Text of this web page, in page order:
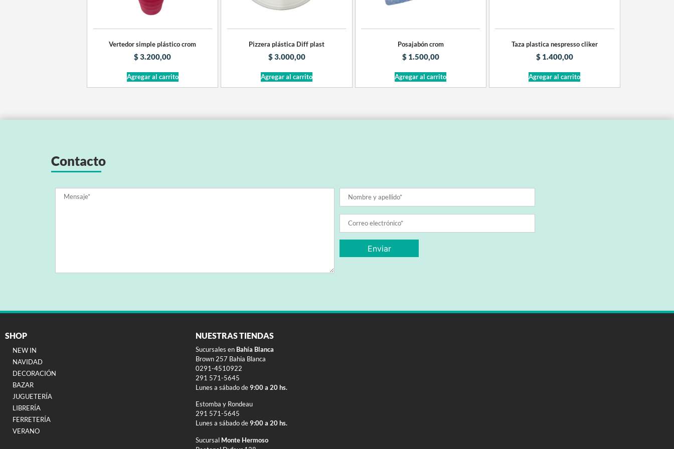
Vertedor simple plástico crom
$3.200,00
Agregar al carrito
Pizzera plástica Diff plast
$3.000,00
Agregar al carrito
Posajabón crom
$1.500,00
Agregar al carrito
Taza plastica nespresso cliker
$1.400,00
Agregar al carrito
Contacto
SHOP
NEW IN
NAVIDAD
DECORACIÓN
BAZAR
JUGUETERÍA
LIBRERÍA
FERRETERÍA
VERANO
NUESTRAS TIENDAS
Sucursales en Bahía Blanca
Brown 257 Bahia Blanca
0291-4510922
291 571-5645
Lunes a sábado de 9:00 a 20 hs.
Estomba y Rondeau
291 571-5645
Lunes a sábado de 9:00 a 20 hs.
SucursalMonte Hermoso